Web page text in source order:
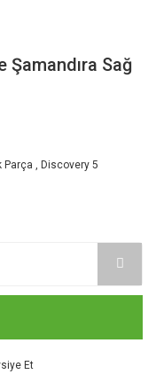
Şamandıra Sağ
Parça ,Discovery 5
Et